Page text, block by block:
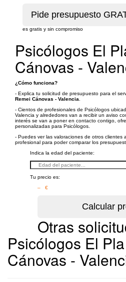
es gratis y sin compromiso
Psicólogos El
Cánovas -
¿Cómo funciona?
- Explica tu solicitud de presupuesto para el
Remei Cánovas - Valencia
- Cientos de profesionales de Psicólogos
Valencia y alrededores van a recibir un aviso
interés se van a poner en contacto contigo,
personalizadas para Psicólogos.
- Puedes ver las valoraciones de otros clientes
profesional para poder comparar los
Indica la edad del paciente:
Tu precio es:
– €
Otras
Psicólogos El
Cánovas -